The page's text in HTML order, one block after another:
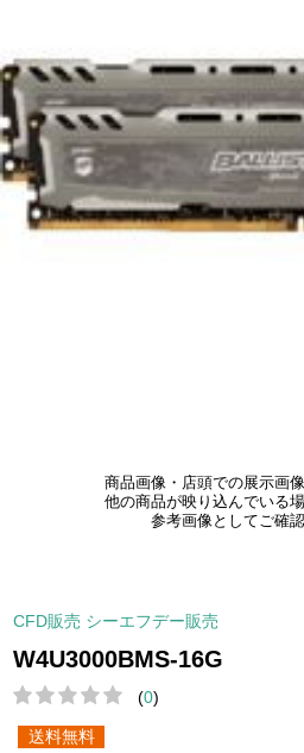
商品画像・店頭での展示画
他の商品が映り込んでいる
参考画像としてご確認
CFD販売 シーエフデー販売
W4U3000BMS-16G
(0)
送料無料